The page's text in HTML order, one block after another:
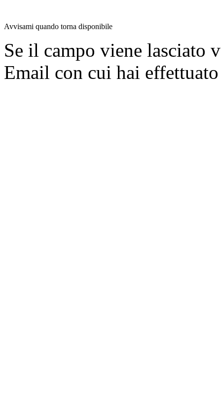
Avvisami quando torna disponibile
Se il campo viene lasciato
Email con cui hai